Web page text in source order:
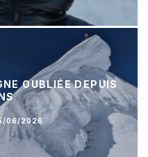
OUBLIÉE DEPUIS
06/2026